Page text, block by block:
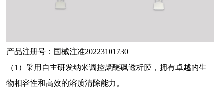
产品注册号：国械注准20223101730
（1）采用自主研发纳米调控聚醚砜透析膜，拥有卓越的生
物相容性和高效的溶质清除能力。